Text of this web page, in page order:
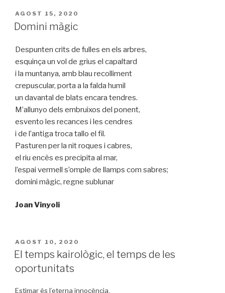
PUBLICAT
A
AGOST 15, 2020
Domini màgic
Despunten crits de fulles en els arbres,
esquinça un vol de grius el capaltard
i la muntanya, amb blau recolliment
crepuscular, porta a la falda humil
un davantal de blats encara tendres.
M’allunyo dels embruixos del ponent,
esvento les recances i les cendres
i de l’antiga troca tallo el fil.
Pasturen per la nit roques i cabres,
el riu encès es precipita al mar,
l’espai vermell s’omple de llamps com sabres;
domini màgic, regne sublunar
Joan Vinyoli
PUBLICAT
A
AGOST 10, 2020
El temps kairològic, el temps de les
oportunitats
Estimar és l’eterna innocència,